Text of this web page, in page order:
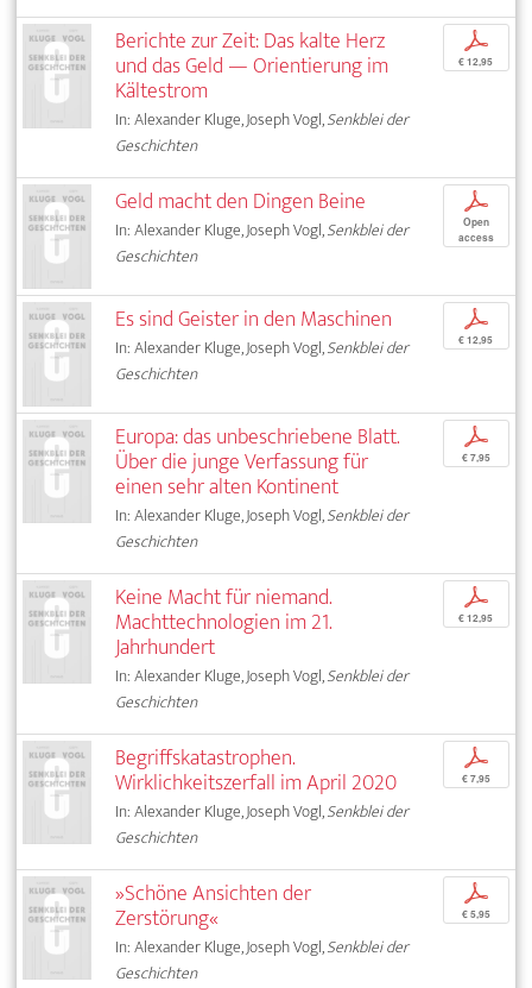
Berichte zur Zeit: Das kalte Herz
und das Geld — Orientierung im
Kältestrom
In: Alexander Kluge, Joseph Vogl,Senkblei der
Geschichten
p
€ 12,95
Geld macht den Dingen Beine
In: Alexander Kluge, Joseph Vogl,Senkblei der
Geschichten
p
Open
access
Es sind Geister in den Maschinen
In: Alexander Kluge, Joseph Vogl,Senkblei der
Geschichten
p
€ 12,95
Europa: das unbeschriebene Blatt.
Über die junge Verfassung für
einen sehr alten Kontinent
In: Alexander Kluge, Joseph Vogl,Senkblei der
Geschichten
p
€ 7,95
Keine Macht für niemand.
Machttechnologien im 21.
Jahrhundert
In: Alexander Kluge, Joseph Vogl,Senkblei der
Geschichten
p
€ 12,95
Begriffskatastrophen.
Wirklichkeitszerfall im April 2020
In: Alexander Kluge, Joseph Vogl,Senkblei der
Geschichten
p
€ 7,95
»Schöne Ansichten der
Zerstörung«
In: Alexander Kluge, Joseph Vogl,Senkblei der
Geschichten
p
€ 5,95